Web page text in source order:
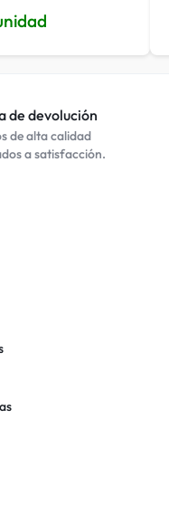
de devolución
de alta calidad
a satisfacción.